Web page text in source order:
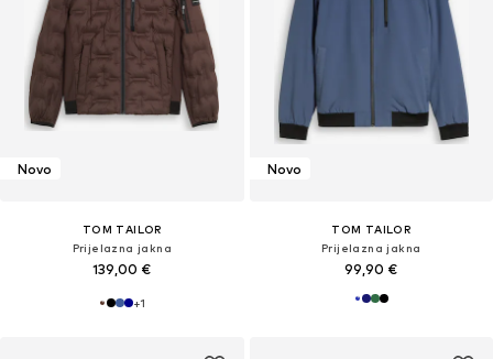
Novo
TOM TAILOR
Prijelazna jakna
139,00 €
+1
Novo
TOM TAILOR
Prijelazna jakna
99,90 €